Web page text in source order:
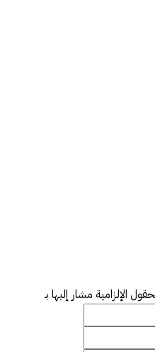
الإلزامية مشار إليها بـ